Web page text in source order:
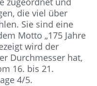
die viel über
Sie sind eine
Motto „175 Jahre
wird der
Durchmesser hat,
16. bis 21.
4/5.